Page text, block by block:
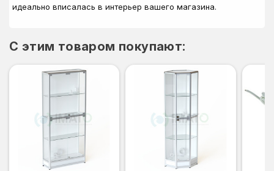
идеально вписалась в интерьер вашего магазина.
C этим товаром покупают: